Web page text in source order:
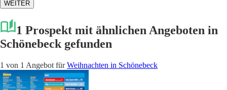
WEITER
1 Prospekt mit ähnlichen Angeboten in
Schönebeck gefunden
1 von 1 Angebot fürWeihnachten in Schönebeck